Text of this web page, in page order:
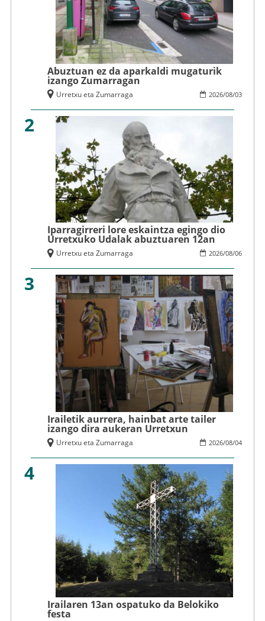
Abuztuan ez da aparkaldi mugaturik
izango Zumarragan
2026/08/03
Urretxu eta Zumarraga
2
Iparragirreri lore eskaintza egingo dio
Urretxuko Udalak abuztuaren 12an
2026/08/06
Urretxu eta Zumarraga
3
Irailetik aurrera, hainbat arte tailer
izango dira aukeran Urretxun
2026/08/04
Urretxu eta Zumarraga
4
Irailaren 13an ospatuko da Belokiko
festa